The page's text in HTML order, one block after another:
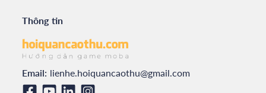
Thông tin
Email: lienhe.hoiquancaothu@gmail.com